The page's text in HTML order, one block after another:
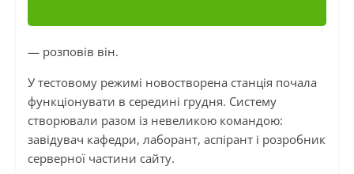
— розповів він.
У тестовому режимі новостворена станція почала
функціонувати в середині грудня. Систему
створювали разом із невеликою командою:
завідувач кафедри, лаборант, аспірант і розробник
серверної частини сайту.